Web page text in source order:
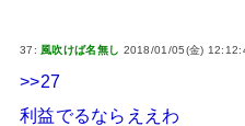
37:風吹けば名無し 2018/01/05(金)
>>27
利益でるならええわ